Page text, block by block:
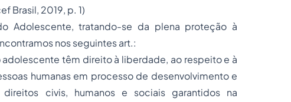
Brasil, 2019, p. 1)
Adolescente, tratando-se da plena proteção à
nos seguintes art.:
adolescente têm direito à liberdade, ao respeito e à
humanas em processo de desenvolvimento e
civis, humanos e sociais garantidos na